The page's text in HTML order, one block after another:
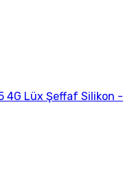
4G Lüx Şeffaf Silikon -